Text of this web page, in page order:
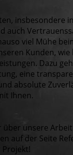
insbesondere
auch
viel Mühe
Kunden,
Dazu
eine
absolute
Ihnen.
über unsere
auf der Seite
Projekt!